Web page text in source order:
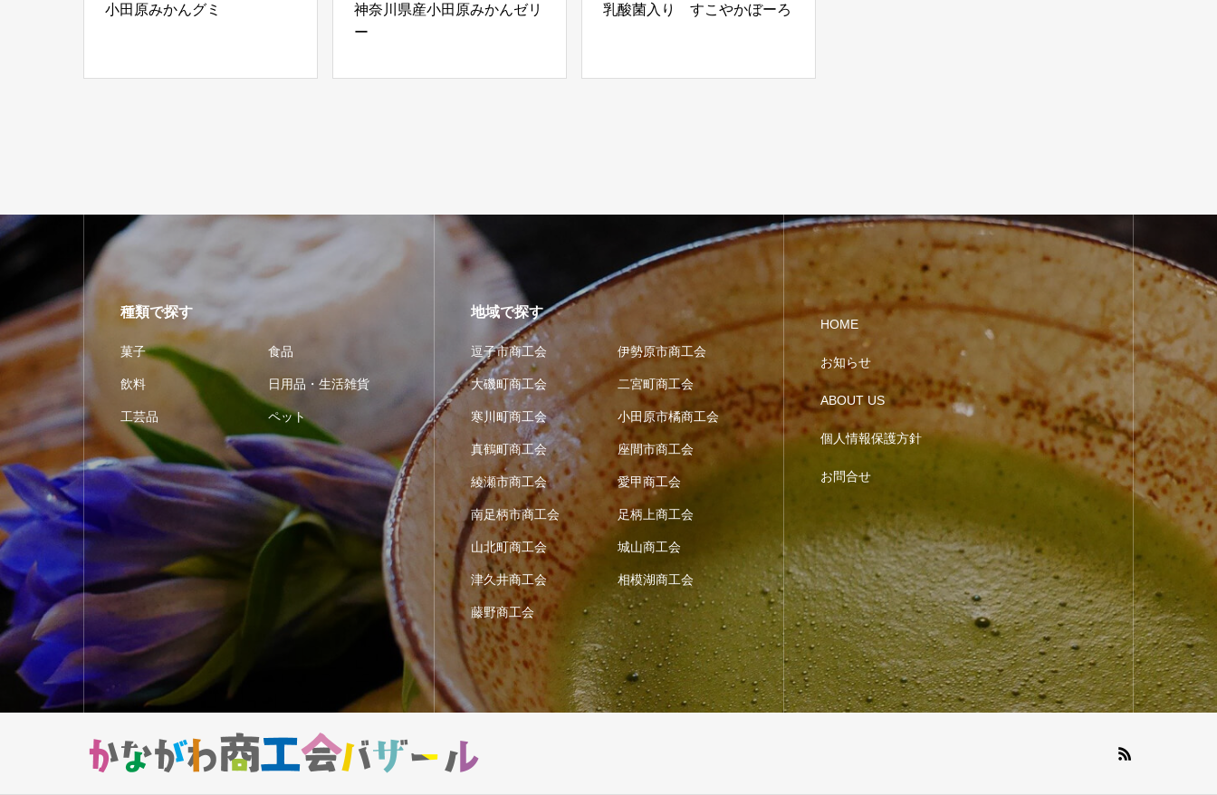
小田原みかんグミ
神奈川県産小田原みかんゼリ
ー
乳酸菌入り すこやかぼーろ
種類で探す
菓子 食品
飲料 日用品・生活雑貨
工芸品 ペット
地域で探す
逗子市商工会 伊勢原市商工会
大磯町商工会 二宮町商工会
寒川町商工会 小田原市橘商工会
真鶴町商工会 座間市商工会
綾瀬市商工会 愛甲商工会
南足柄市商工会 足柄上商工会
山北町商工会 城山商工会
津久井商工会 相模湖商工会
藤野商工会
HOME
お知らせ
ABOUT US
個人情報保護方針
お問合せ